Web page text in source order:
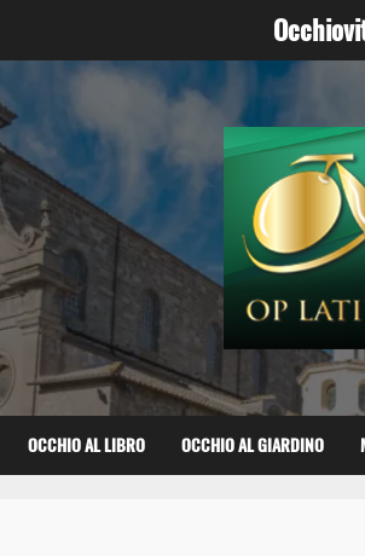
OCCHIO AL LIBRO OCCHIO AL GIARDINO